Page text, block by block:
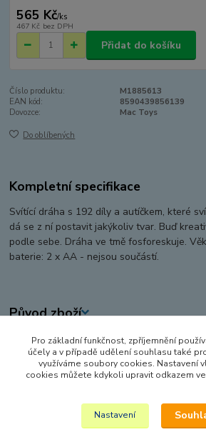
565 Kč/ks
467 Kč bez DPH
Přidat do košíku
Číslo produktu:
M1885613
EAN kód:
8590439856139
Dovozce:
Mac Toys
Do oblíbených
Kompletní specifikace
Svítící dráha s 192 díly a autíčkem, které
dá se z ní postavit jakýkoliv tvar. Buď
podle sebe. Dráha ve tmě fosforeskuje.
baterie: 2 x AA - nejsou součástí.
Původ zboží
Zboží zařazeno v kategoriích
AUTA, LODĚ, LETADLA
Pro základní funkčnost, zpříjemnění
účely a v případě udělení souhlasu také
využíváme soubory cookies. Nastavení
cookies můžete kdykoli upravit odkazem
Nastavení